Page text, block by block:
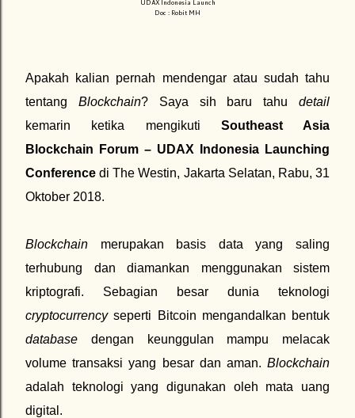
UDAX Indonesia Launch
Doc : Robit MH
Apakah kalian pernah mendengar atau sudah tahu
tentang Blockchain? Saya sih baru tahudetail
kemarin ketika mengikuti Southeast Asia
Blockchain Forum – UDAX Indonesia Launching
Conference di The Westin, Jakarta Selatan, Rabu, 31
Oktober 2018.
Blockchain merupakan basis data yang saling
terhubung dan diamankan menggunakan sistem
kriptografi. Sebagian besar dunia teknologi
cryptocurrencyseperti Bitcoin mengandalkan bentuk
database dengan keunggulan mampu melacak
volume transaksi yang besar dan aman. Blockchain
adalah teknologi yang digunakan oleh mata uang
digital.